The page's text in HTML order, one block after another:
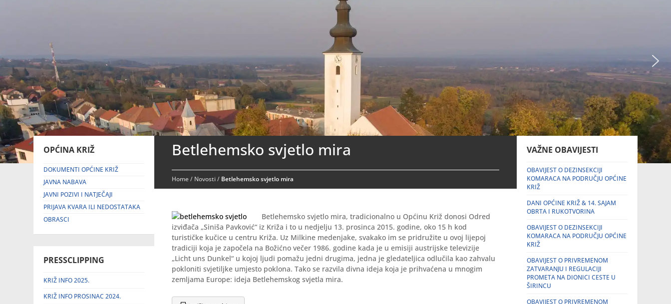
OPĆINA KRIŽ
DOKUMENTI OPĆINE KRIŽ
JAVNA NABAVA
JAVNI POZIVI I NATJEČAJI
PRIJAVA KVARA ILI NEDOSTATAKA
OBRASCI
PRESSCLIPPING
KRIŽ INFO 2025.
KRIŽ INFO PROSINAC 2024.
Betlehemsko svjetlo mira
Home/ Novosti/ Betlehemsko svjetlo mira
Betlehemsko svjetlo mira, tradicionalno u Općinu Križ donosi Odred
izviđača „Siniša Pavković“ iz Križa i to u nedjelju 13. prosinca 2015. godine, oko 15 h kod
turističke kučice u centru Križa. Uz Milkine medenjake, svakako im se pridružite u ovoj lijepoj
tradiciji koja je započela na Božićno večer 1986. godine kada je u emisiji austrijske televizije
„Licht uns Dunkel“ u kojoj ljudi pomažu jedni drugima, jedna je gledateljica odlučila kao zahvalu
pokloniti svjetiljke umjesto poklona. Tako se razvila divna ideja koja je prihvaćena u mnogim
zemljama Europe: ideja Betlehemskog svjetla mira.
VAŽNE OBAVIJESTI
OBAVIJEST O DEZINSEKCIJI
KOMARACA NA PODRUČJU OPĆINE
KRIŽ
DANI OPĆINE KRIŽ & 14. SAJAM
OBRTA I RUKOTVORINA
OBAVIJEST O DEZINSEKCIJI
KOMARACA NA PODRUČJU OPĆINE
KRIŽ
OBAVIJEST O PRIVREMENOM
ZATVARANJU I REGULACIJI
PROMETA NA DIONICI CESTE U
ŠIRINCU
OBAVIJEST O PRIVREMENOM